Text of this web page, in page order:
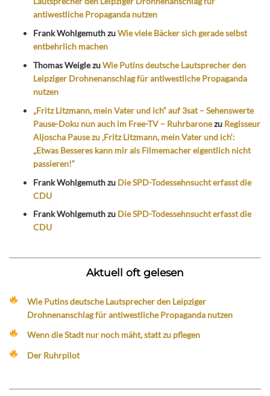
antiwestliche Propaganda nutzen
Frank WohlgemuthzuWie viele Bäcker sich gerade selbst
entbehrlich machen
Thomas WeiglezuWie Putins deutsche Lautsprecher den
Leipziger Drohnenanschlag für antiwestliche Propaganda
nutzen
„Fritz Litzmann, mein Vater und ich“ auf 3sat – Sehenswerte
Pause-Doku nun auch im Free-TV – Ruhrbaronezu Regisseur
Aljoscha Pause zu ‚Fritz Litzmann, mein Vater und ich‘:
„Etwas Besseres kann mir als Filmemacher eigentlich nicht
passieren!“
Frank Wohlgemuthzu Die SPD-Todessehnsucht erfasst die
CDU
Frank Wohlgemuthzu Die SPD-Todessehnsucht erfasst die
CDU
Aktuell oft gelesen
Wie Putins deutsche Lautsprecher den Leipziger
Drohnenanschlag für antiwestliche Propaganda nutzen
Wenn die Stadt nur noch mäht, statt zu pflegen
Der Ruhrpilot